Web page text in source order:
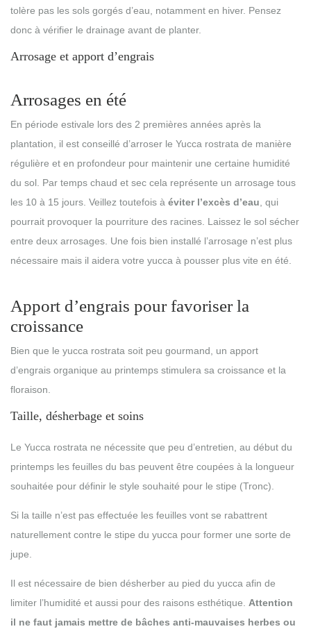
tolère pas les sols gorgés d’eau, notamment en hiver. Pensez
donc à vérifier le drainage avant de planter.
Arrosage et apport d’engrais
Arrosages en été
En période estivale lors des 2 premières années après la
plantation, il est conseillé d’arroser le Yucca rostrata de manière
régulière et en profondeur pour maintenir une certaine humidité
du sol. Par temps chaud et sec cela représente un arrosage tous
les 10 à 15 jours. Veillez toutefois à éviter l’excès d’eau , qui
pourrait provoquer la pourriture des racines. Laissez le sol sécher
entre deux arrosages. Une fois bien installé l’arrosage n’est plus
nécessaire mais il aidera votre yucca à pousser plus vite en été.
Apport d’engrais pour favoriser la
croissance
Bien que le yucca rostrata soit peu gourmand, un apport
d’engrais organique au printemps stimulera sa croissance et la
floraison.
Taille, désherbage et soins
Le Yucca rostrata ne nécessite que peu d’entretien, au début du
printemps les feuilles du bas peuvent être coupées à la longueur
souhaitée pour définir le style souhaité pour le stipe (Tronc).
Si la taille n’est pas effectuée les feuilles vont se rabattrent
naturellement contre le stipe du yucca pour former une sorte de
jupe.
Il est nécessaire de bien désherber au pied du yucca afin de
limiter l’humidité et aussi pour des raisons esthétique. Attention
il ne faut jamais mettre de bâches anti-mauvaises herbes ou